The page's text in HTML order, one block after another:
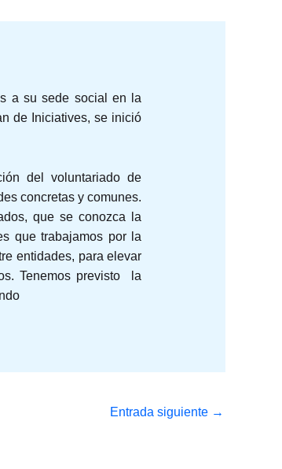
a su sede social en la
de Iniciatives, se inició
del voluntariado de
concretas y comunes.
que se conozca la
que trabajamos por la
entidades, para elevar
Tenemos previsto la
Entrada siguiente →